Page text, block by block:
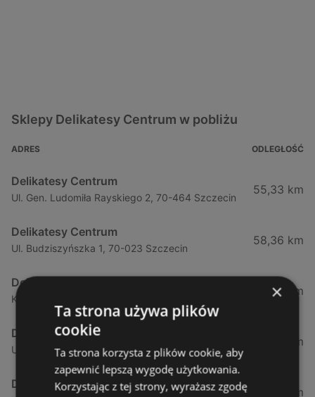
Sklepy Delikatesy Centrum w pobliżu
ADRES ODLEGŁOŚĆ
Delikatesy Centrum
Ul. Gen. Ludomiła Rayskiego 2, 70-464 Szczecin
55,33 km
Delikatesy Centrum
Ul. Budziszyńszka 1, 70-023 Szczecin
58,36 km
Delikatesy Centrum
Krasińskiego 66a, 74-100 Gryfino
73,79 km
Delikatesy Centrum
Ul. Szczecińska 45, 73-110 Stargard Szczeciński
79,96 km
Delikatesy Centrum
81,3 km
×
Ta strona używa plików
cookie
Ta strona korzysta z plików cookie, aby
zapewnić lepszą wygodę użytkowania.
Korzystając z tej strony, wyrażasz zgodę